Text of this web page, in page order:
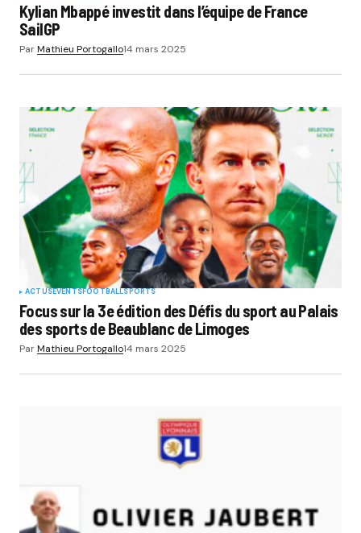
Kylian Mbappé investit dans l’équipe de France
SailGP
ParMathieu Portogallo14 mars 2025
ACTUSEVENTSFOOTBALLSPORTS
Focus sur la 3e édition des Défis du sport au Palais
des sports de Beaublanc de Limoges
ParMathieu Portogallo14 mars 2025